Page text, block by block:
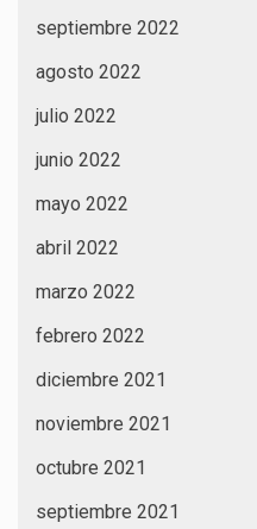
septiembre 2022
agosto 2022
julio 2022
junio 2022
mayo 2022
abril 2022
marzo 2022
febrero 2022
diciembre 2021
noviembre 2021
octubre 2021
septiembre 2021